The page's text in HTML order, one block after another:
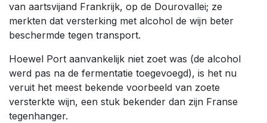
van aartsvijand Frankrijk, op de Dourovallei; ze
merkten dat versterking met alcohol de wijn beter
beschermde tegen transport.
Hoewel Port aanvankelijk niet zoet was (de alcohol
werd pas na de fermentatie toegevoegd), is het nu
veruit het meest bekende voorbeeld van zoete
versterkte wijn, een stuk bekender dan zijn Franse
tegenhanger.